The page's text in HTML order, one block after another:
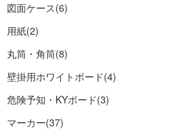
図面ケース(6)
用紙(2)
丸筒・角筒(8)
壁掛用ホワイトボード(4)
危険予知・KYボード(3)
マーカー(37)